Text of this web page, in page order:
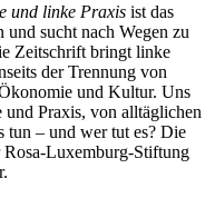
und linke Praxis ist das
sucht nach Wegen zu
Zeitschrift bringt linke
der Trennung von
und Kultur. Uns
Praxis, von alltäglichen
tun – und wer tut es? Die
Luxemburg-Stiftung